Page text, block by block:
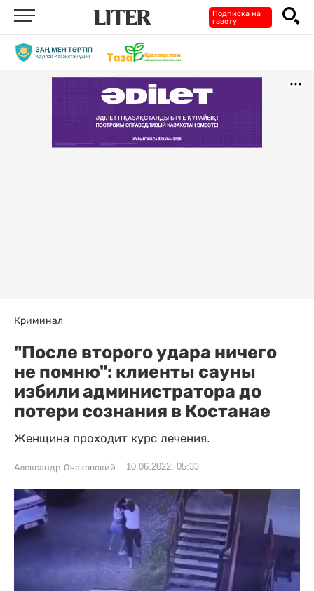
Подписка на
газету
Криминал
"После второго удара ничего
не помню": клиенты сауны
избили администратора до
потери сознания в Костанае
Женщина проходит курс лечения.
Александр Очаковский 10.06.2022, 05:33